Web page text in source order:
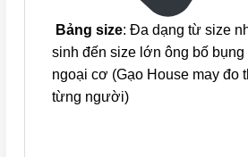
Bảng size: Đa dạng từ size
sinh đến size lớn ông bố bụng
ngoại cơ (Gạo House may đo
từng người)